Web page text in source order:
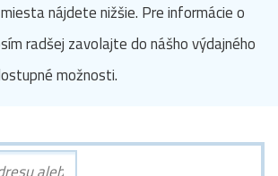
nájdete nižšie. Pre informácie o
radšej zavolajte do nášho výdajného
možnosti.